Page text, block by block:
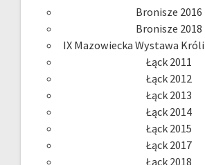
Bronisze 2016
Bronisze 2018
IX Mazowiecka Wystawa
Łąck 2011
Łąck 2012
Łąck 2013
Łąck 2014
Łąck 2015
Łąck 2017
Łąck 2018